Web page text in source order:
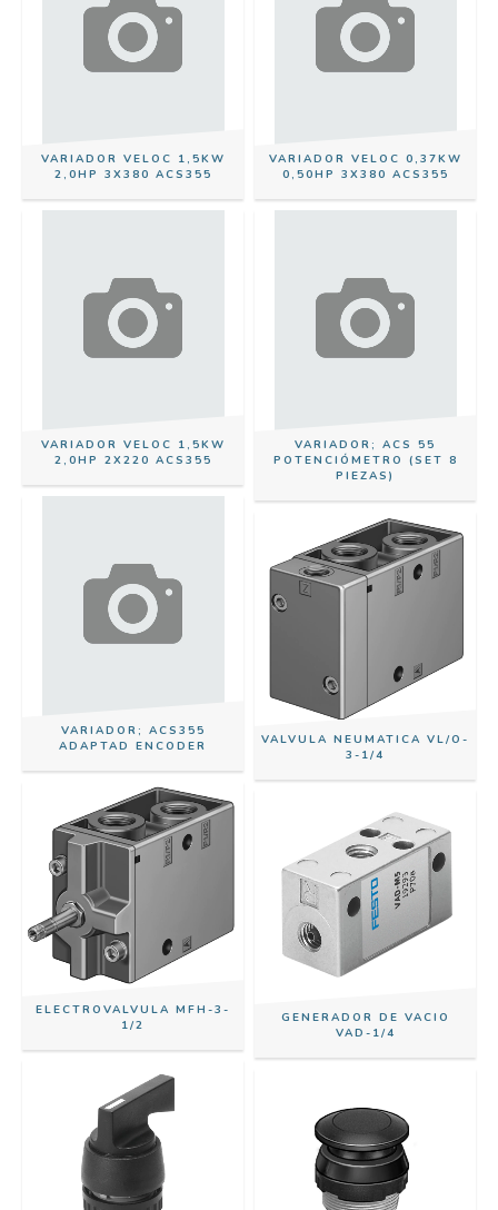
VARIADOR VELOC 1,5KW
2,0HP 3X380 ACS355
VARIADOR VELOC 0,37KW
0,50HP 3X380 ACS355
VARIADOR VELOC 1,5KW
2,0HP 2X220 ACS355
VARIADOR; ACS 55
POTENCIÓMETRO (SET 8
PIEZAS)
VARIADOR; ACS355
ADAPTAD ENCODER
VALVULA NEUMATICA VL/O-
3-1/4
ELECTROVALVULA MFH-3-
1/2
GENERADOR DE VACIO
VAD-1/4